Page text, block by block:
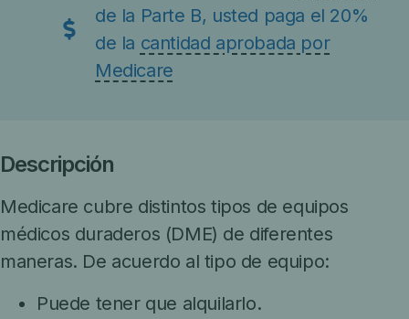
de la Parte B, usted paga el 20%
de la cantidad aprobada por
Medicare
Descripción
Medicare cubre distintos tipos de equipos
médicos duraderos (DME) de diferentes
maneras. De acuerdo al tipo de equipo:
Puede tener que alquilarlo.